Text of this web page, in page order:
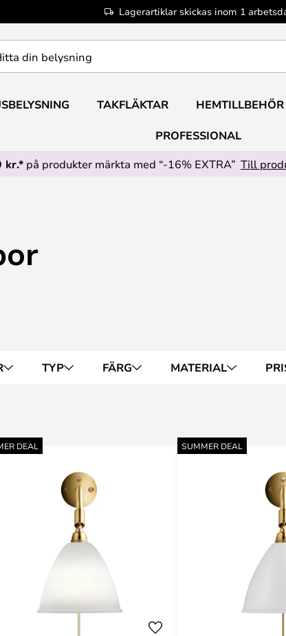
Lagerartiklar skickas inom 1
TAKFLÄKTAR HEMTILLBEHÖR
PROFESSIONAL
kr.* på produkter märkta med “-16% EXTRA” Till
TYP FÄRG MATERIAL
DEAL SUMMER DEAL